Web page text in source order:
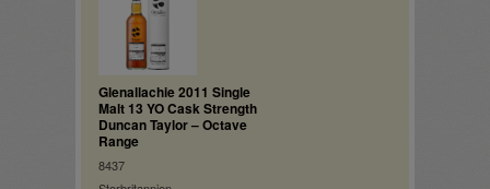
Glenallachie 2011 Single
Malt 13 YO Cask Strength
Duncan Taylor – Octave
Range
8437